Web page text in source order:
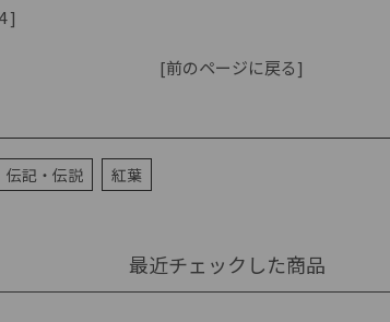
]
[前のページに戻る]
伝記・伝説 紅葉
最近チェックした商品